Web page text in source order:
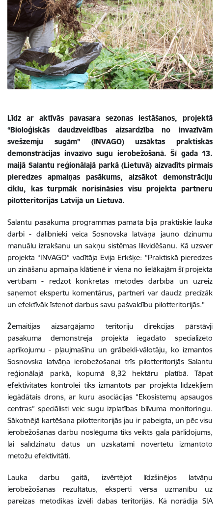
Līdz ar aktīvās pavasara sezonas iestāšanos, projektā
“Bioloģiskās daudzveidības aizsardzība no invazīvām
svešzemju sugām” (INVAGO) uzsāktas praktiskās
demonstrācijas invazīvo sugu ierobežošanā. Šī gada 13.
maijā Salantu reģionālajā parkā (Lietuvā) aizvadīts pirmais
pieredzes apmaiņas pasākums, aizsākot demonstrāciju
ciklu, kas turpmāk norisināsies visu projekta partneru
pilotteritorijās Latvijā un Lietuvā.
Salantu pasākuma programmas pamatā bija praktiskie lauka
darbi - dalībnieki veica Sosnovska latvāņa jauno dzinumu
manuālu izrakšanu un sakņu sistēmas likvidēšanu. Kā uzsver
projekta “INVAGO” vadītāja Evija Ērkšķe: “Praktiskā pieredzes
un zināšanu apmaiņa klātienē ir viena no lielākajām šī projekta
vērtībām - redzot konkrētas metodes darbībā un uzreiz
saņemot ekspertu komentārus, partneri var daudz precīzāk
un efektīvāk īstenot darbus savu pašvaldību pilotteritorijās."
Žemaitijas aizsargājamo teritoriju direkcijas pārstāvji
pasākumā demonstrēja projektā iegādāto specializēto
aprīkojumu - pļaujmašīnu un grābekli-vālotāju, ko izmantos
Sosnovska latvāņa ierobežošanai trīs pilotteritorijās Salantu
reģionālajā parkā, kopumā 8,32 hektāru platībā. Tāpat
efektivitātes kontrolei tiks izmantots par projekta līdzekļiem
iegādātais drons, ar kuru asociācijas “Ekosistemų apsaugos
centras” speciālisti veic sugu izplatības blīvuma monitoringu.
Sākotnējā kartēšana pilotteritorijās jau ir pabeigta, un pēc visu
ierobežošanas darbu noslēguma tiks veikts gala pārlidojums,
lai salīdzinātu datus un uzskatāmi novērtētu izmantoto
metožu efektivitāti.
Lauka darbu gaitā, izvērtējot līdzšinējos latvāņu
ierobežošanas rezultātus, eksperti vērsa uzmanību uz
pareizas metodikas izvēli dabas teritorijās. Kā norādīja SIA